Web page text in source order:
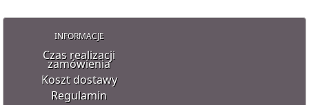
INFORMACJE
Czas realizacji
zamówienia
Koszt dostawy
Regulamin